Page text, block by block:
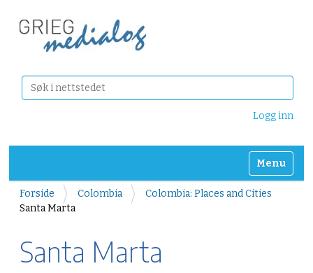
Søk
Logg inn
Toggle
Forside Colombia
Colombia: Places and Cities
Santa Marta
Santa Marta